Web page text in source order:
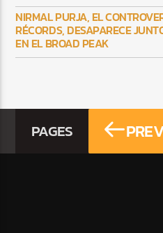
NIRMAL PURJA, EL
RÉCORDS, DESAPARECE
EN EL BROAD PEAK
PAGES